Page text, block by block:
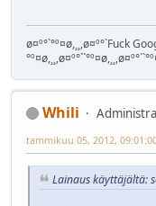
ø¤º°`°º¤ø,¸¸,ø¤º°`Fuck
Whili
tammikuu 05, 2012,
Lainaus käyttäjältä: